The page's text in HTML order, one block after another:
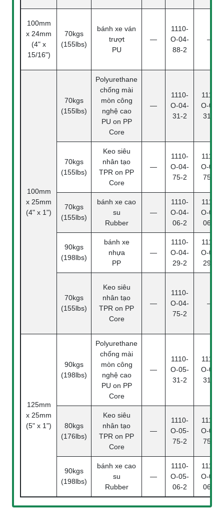
100mm
x 24mm
(4" x
15/16")
70kgs
(155lbs)
bánh xe ván
trượt
PU
—
1110-
O-04-
88-2
—
100mm
x 25mm
(4" x 1")
70kgs
(155lbs)
Polyurethane
chống mài
mòn công
nghệ cao
PU on PP
Core
—
1110-
O-04-
31-2
1110-
O-04-
31-4
70kgs
(155lbs)
Keo siêu
nhân tạo
TPR on PP
Core
—
1110-
O-04-
75-2
1110-
O-04-
75-4
70kgs
(155lbs)
bánh xe cao
su
Rubber
—
1110-
O-04-
06-2
1110-
O-04-
06-4
90kgs
(198lbs)
bánh xe
nhựa
PP
—
1110-
O-04-
29-2
1110-
O-04-
29-2
70kgs
(155lbs)
Keo siêu
nhân tạo
TPR on PP
Core
—
1110-
O-04-
75-2
—
125mm
x 25mm
(5" x 1")
90kgs
(198lbs)
Polyurethane
chống mài
mòn công
nghệ cao
PU on PP
Core
—
1110-
O-05-
31-2
1110-
O-05-
31-4
80kgs
(176lbs)
Keo siêu
nhân tạo
TPR on PP
Core
—
1110-
O-05-
75-2
1110-
O-05-
75-4
90kgs
(198lbs)
bánh xe cao
su
Rubber
—
1110-
O-05-
06-2
1110-
O-05-
06-4